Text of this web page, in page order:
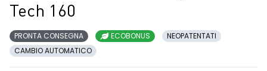
Tech 160
PRONTA CONSEGNA ECOBONUS
NEOPATENTATI
CAMBIO AUTOMATICO